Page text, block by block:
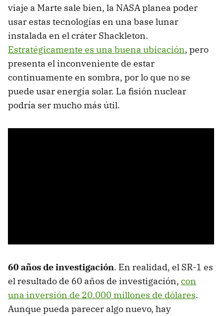
viaje a Marte sale bien, la NASA planea poder
usar estas tecnologías en una base lunar
instalada en el cráter Shackleton.
Estratégicamente es una buena ubicación, pero
presenta el inconveniente de estar
continuamente en sombra, por lo que no se
puede usar energía solar. La fisión nuclear
podría ser mucho más útil.
60 años de investigación. En realidad, el SR-1 es
el resultado de 60 años de investigación, con
una inversión de 20.000 millones de dólares.
Aunque pueda parecer algo nuevo, hay